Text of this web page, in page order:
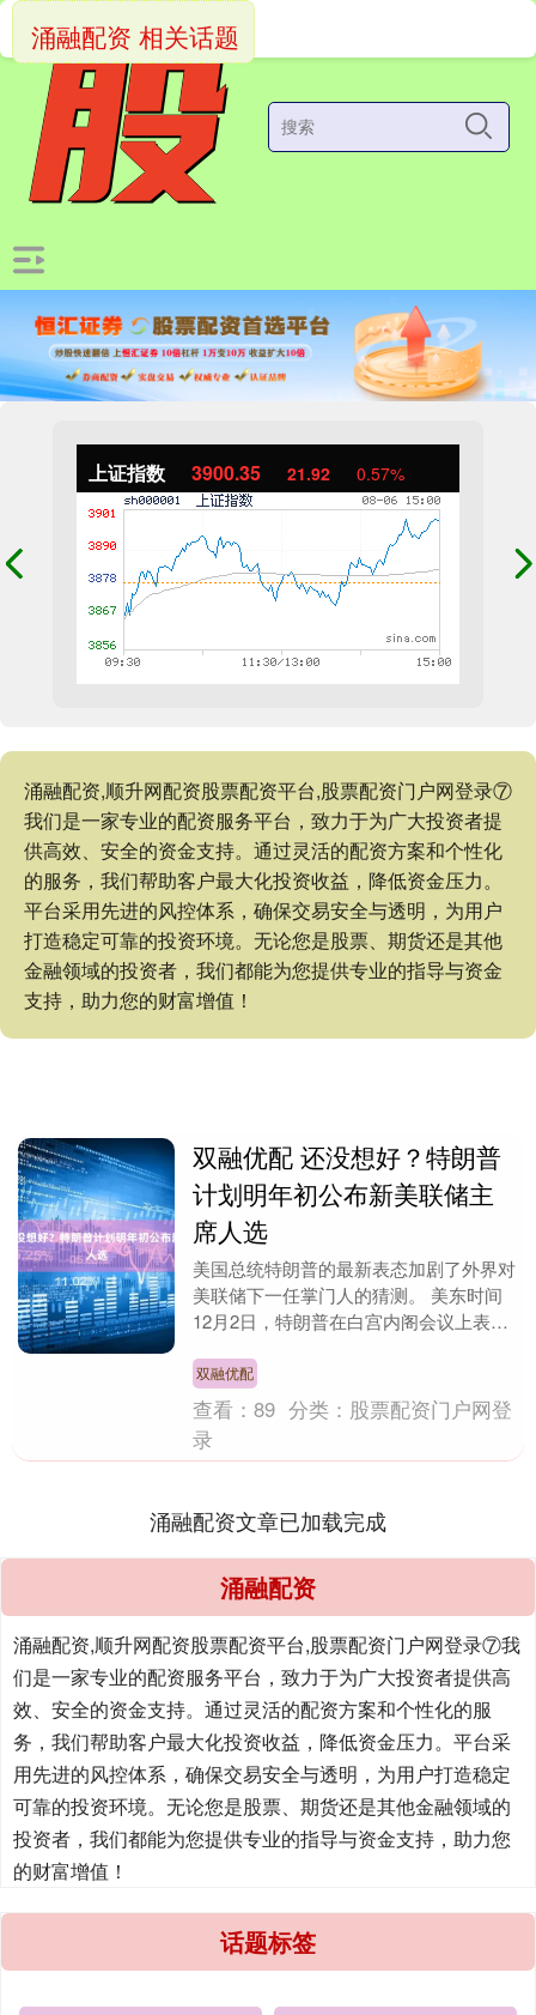
上证指数 3900.35 21.92 0.57%
涌融配资,顺升网配资股票配资平台,股票配资门户网登录⑦
我们是一家专业的配资服务平台，致力于为广大投资者提
供高效、安全的资金支持。通过灵活的配资方案和个性化
的服务，我们帮助客户最大化投资收益，降低资金压力。
平台采用先进的风控体系，确保交易安全与透明，为用户
打造稳定可靠的投资环境。无论您是股票、期货还是其他
金融领域的投资者，我们都能为您提供专业的指导与资金
支持，助力您的财富增值！
涌融配资 相关话题
双融优配 还没想好？特朗普
计划明年初公布新美联储主
席人选
美国总统特朗普的最新表态加剧了外界对
美联储下一任掌门人的猜测。 美东时间
12月2日，特朗普在白宫内阁会议上表
主席的人选。 ....
双融优配
查看：89 分类： 股票配资门户网登
录
涌融配资文章已加载完成
涌融配资
涌融配资,顺升网配资股票配资平台,股票配资门户网登录⑦我
们是一家专业的配资服务平台，致力于为广大投资者提供高
效、安全的资金支持。通过灵活的配资方案和个性化的服
务，我们帮助客户最大化投资收益，降低资金压力。平台采
用先进的风控体系，确保交易安全与透明，为用户打造稳定
可靠的投资环境。无论您是股票、期货还是其他金融领域的
投资者，我们都能为您提供专业的指导与资金支持，助力您
的财富增值！
话题标签